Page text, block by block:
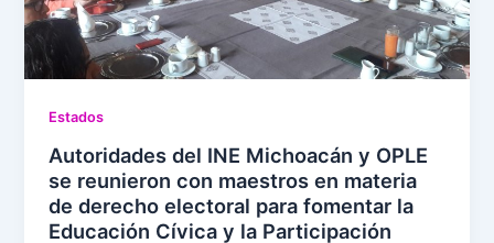
Estados
Autoridades del INE Michoacán y OPLE
se reunieron con maestros en materia
de derecho electoral para fomentar la
Educación Cívica y la Participación